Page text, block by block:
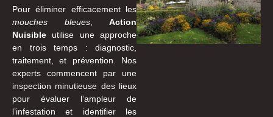
Pour éliminer efficacement les
mouches bleues, Action
Nuisible utilise une approche
en trois temps : diagnostic,
traitement, et prévention. Nos
experts commencent par une
inspection minutieuse des lieux
pour évaluer l’ampleur de
l’infestation et identifier les